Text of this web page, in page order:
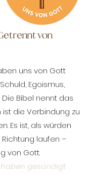
von
uns von Gott
Egoismus,
Die Bibel nennt das
ist die Verbindung zu
Es ist, als würden
laufen –
von Gott.
haben gesündigt